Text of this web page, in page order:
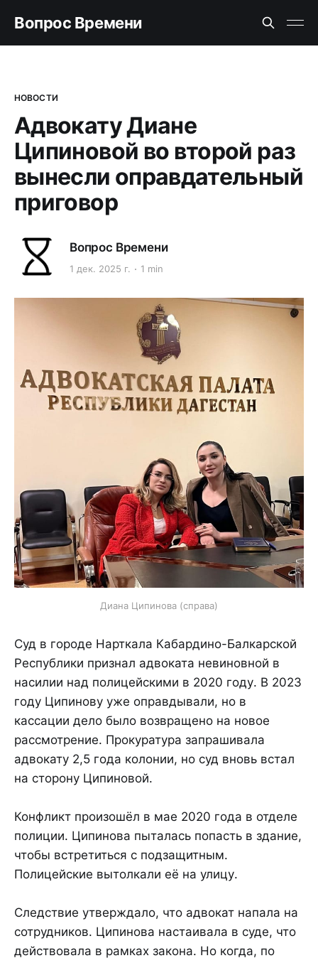
Вопрос Времени
НОВОСТИ
Адвокату Диане
Ципиновой во второй раз
вынесли оправдательный
приговор
Вопрос Времени
1 дек. 2025 г. 1 min
Диана Ципинова (справа)
Суд в городе Нарткала Кабардино-Балкарской
Республики признал адвоката невиновной в
насилии над полицейскими в 2020 году. В 2023
году Ципинову уже оправдывали, но в
кассации дело было возвращено на новое
рассмотрение. Прокуратура запрашивала
адвокату 2,5 года колонии, но суд вновь встал
на сторону Ципиновой.
Конфликт произошёл в мае 2020 года в отделе
полиции. Ципинова пыталась попасть в здание,
чтобы встретиться с подзащитным.
Полицейские вытолкали её на улицу.
Следствие утверждало, что адвокат напала на
сотрудников. Ципинова настаивала в суде, что
действовала в рамках закона. Но когда, по